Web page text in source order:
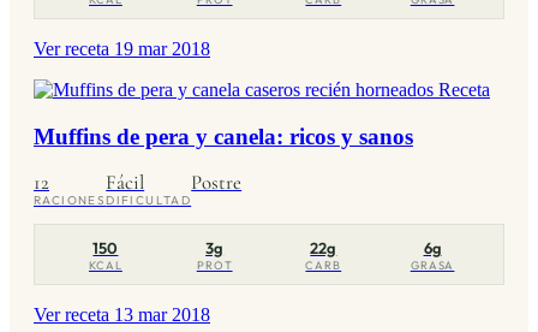
Ver receta 19 mar 2018
Receta
Muffins de pera y canela: ricos y sanos
12
RACIONES
Fácil
DIFICULTAD
Postre
150
KCAL
3g
PROT
22g
CARB
6g
GRASA
Ver receta 13 mar 2018